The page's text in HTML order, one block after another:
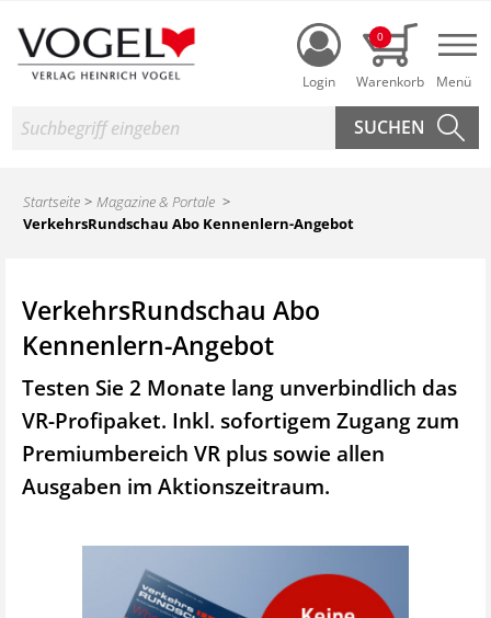
Login
0
Suche
Startseite
Magazine & Portale
VerkehrsRundschau Abo Kennenlern-Angebot
VerkehrsRundschau Abo
Kennenlern-Angebot
Testen Sie 2 Monate lang unverbindlich das
VR-Profipaket. Inkl. sofortigem Zugang zum
Premiumbereich VR plus sowie allen
Ausgaben im Aktionszeitraum.